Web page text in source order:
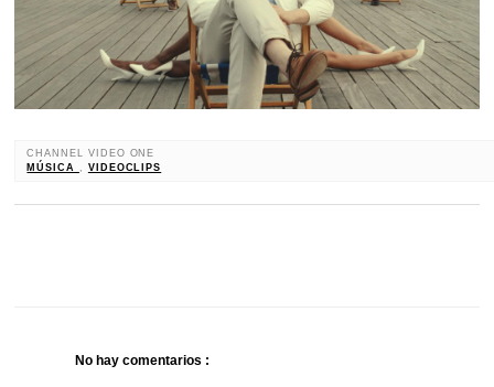
CHANNEL VIDEO ONE
MÚSICA
VIDEOCLIPS
No hay comentarios :